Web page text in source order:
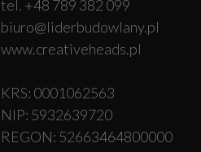
tel. +48 789 382 099
biuro@liderbudowlany.pl
www.creativeheads.pl
KRS: 0001062563
NIP: 5932639720
REGON: 52663464800000